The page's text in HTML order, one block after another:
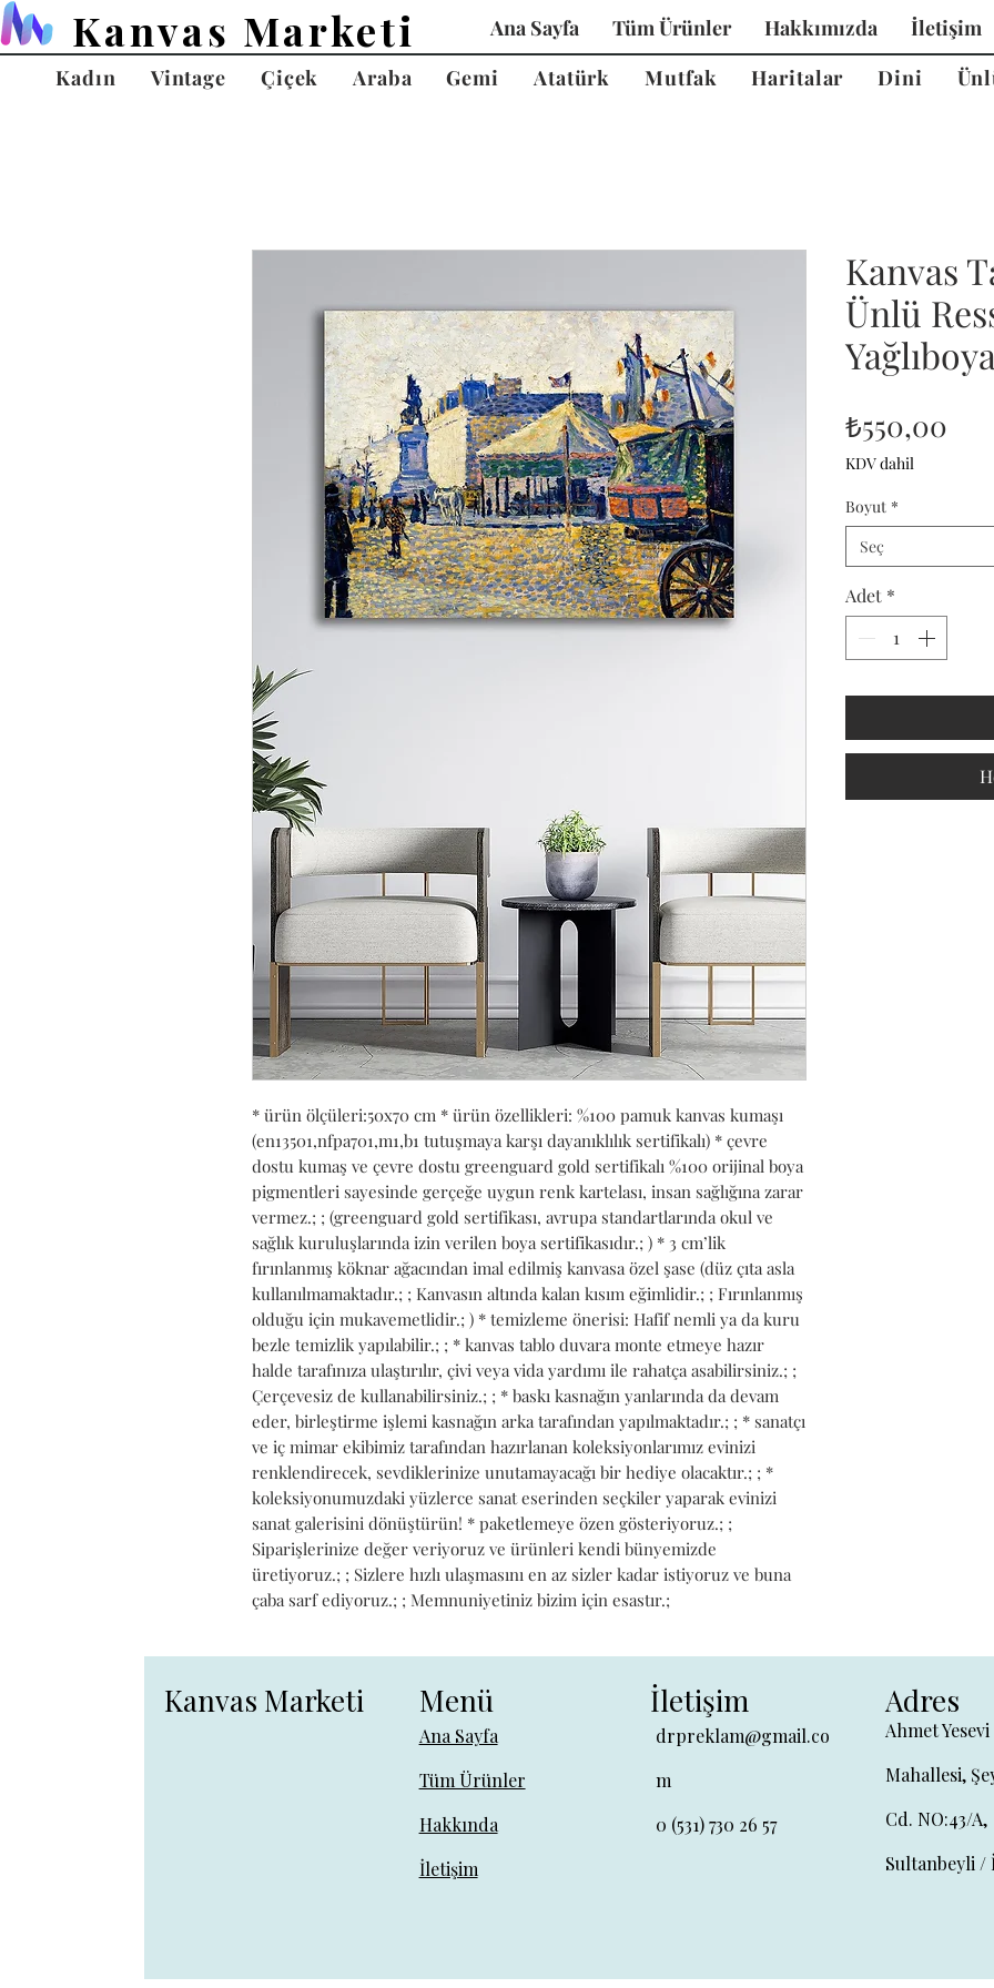
Kanvas Marketi Ana Sayfa Tüm Ürünler Hakkımızda İletişim
Kadın
Vintage Çiçek Araba Gemi Atatürk Mutfak Haritalar Dini
* ürün ölçüleri:50x70 cm * ürün özellikleri: %100 pamuk kanvas kumaşı
(en13501,nfpa701,m1,b1 tutuşmaya karşı dayanıklılık sertifikalı) * çevre
dostu kumaş ve çevre dostu greenguard gold sertifikalı %100 orijinal boya
pigmentleri sayesinde gerçeğe uygun renk kartelası, insan sağlığına zarar
vermez.; ; (greenguard gold sertifikası, avrupa standartlarında okul ve
sağlık kuruluşlarında izin verilen boya sertifikasıdır.; ) * 3 cm’lik
fırınlanmış köknar ağacından imal edilmiş kanvasa özel şase (düz çıta asla
kullanılmamaktadır.; ; Kanvasın altında kalan kısım eğimlidir.; ; Fırınlanmış
olduğu için mukavemetlidir.; ) * temizleme önerisi: Hafif nemli ya da kuru
bezle temizlik yapılabilir.; ; * kanvas tablo duvara monte etmeye hazır
halde tarafınıza ulaştırılır, çivi veya vida yardımı ile rahatça asabilirsiniz.; ;
Çerçevesiz de kullanabilirsiniz.; ; * baskı kasnağın yanlarında da devam
eder, birleştirme işlemi kasnağın arka tarafından yapılmaktadır.; ; * sanatçı
ve iç mimar ekibimiz tarafından hazırlanan koleksiyonlarımız evinizi
renklendirecek, sevdiklerinize unutamayacağı bir hediye olacaktır.; ; *
koleksiyonumuzdaki yüzlerce sanat eserinden seçkiler yaparak evinizi
sanat galerisini dönüştürün! * paketlemeye özen gösteriyoruz.; ;
Siparişlerinize değer veriyoruz ve ürünleri kendi bünyemizde
üretiyoruz.; ; Sizlere hızlı ulaşmasını en az sizler kadar istiyoruz ve buna
çaba sarf ediyoruz.; ; Memnuniyetiniz bizim için esastır.;
Kanvas
Ünlü
₺550,00
KDV dahil
Boyut *
Seç
Adet *
Kanvas Marketi Menü
Ana Sayfa
Tüm Ürünler
Hakkında
İletişim
İletişim
drpreklam@gmail.co
m
0 (531) 730 26 57
Adres
Ahmet Yesevi
Mahallesi,
Cd. NO:43/A,
Sultanbeyli /